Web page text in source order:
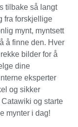
tilbake så langt
fra forskjellige
mynt, myntsett
å finne den. Hver
bilder for å
dine
eksperter
og sikker
og starte
mynter i dag!